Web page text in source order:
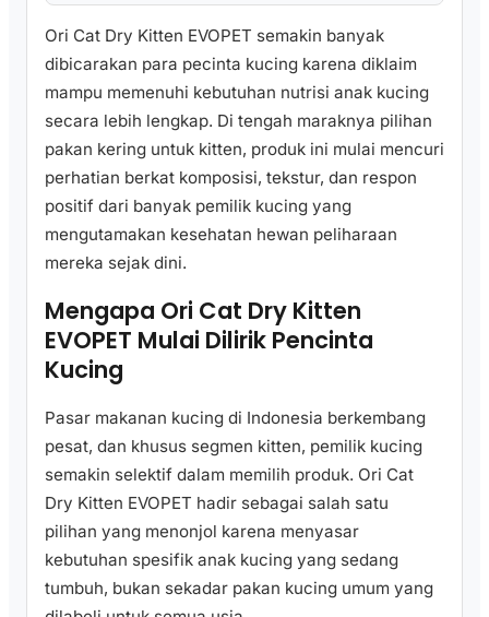
Ori Cat Dry Kitten EVOPET semakin banyak
dibicarakan para pecinta kucing karena diklaim
mampu memenuhi kebutuhan nutrisi anak kucing
secara lebih lengkap. Di tengah maraknya pilihan
pakan kering untuk kitten, produk ini mulai mencuri
perhatian berkat komposisi, tekstur, dan respon
positif dari banyak pemilik kucing yang
mengutamakan kesehatan hewan peliharaan
mereka sejak dini.
Mengapa Ori Cat Dry Kitten
EVOPET Mulai Dilirik Pencinta
Kucing
Pasar makanan kucing di Indonesia berkembang
pesat, dan khusus segmen kitten, pemilik kucing
semakin selektif dalam memilih produk. Ori Cat
Dry Kitten EVOPET hadir sebagai salah satu
pilihan yang menonjol karena menyasar
kebutuhan spesifik anak kucing yang sedang
tumbuh, bukan sekadar pakan kucing umum yang